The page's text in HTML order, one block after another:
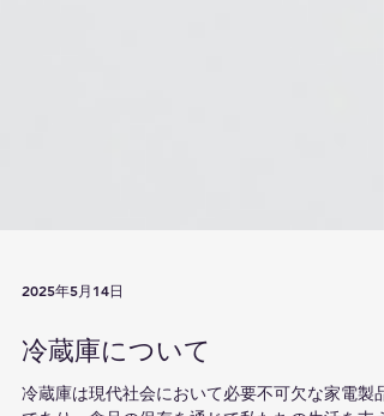
2025年5月14日
冷蔵庫について